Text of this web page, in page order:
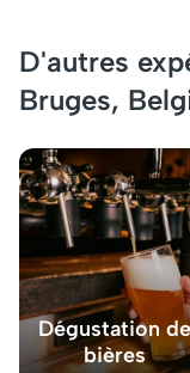
D'autres
Bruges,
Dégustation de
bières